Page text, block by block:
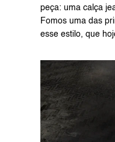
peça: uma calça
Fomos uma das
esse estilo, que